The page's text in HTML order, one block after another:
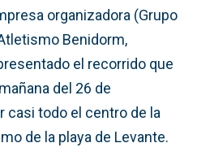
organizadora (Grupo
Benidorm,
el recorrido que
del 26 de
casi todo el centro de la
de la playa de Levante.